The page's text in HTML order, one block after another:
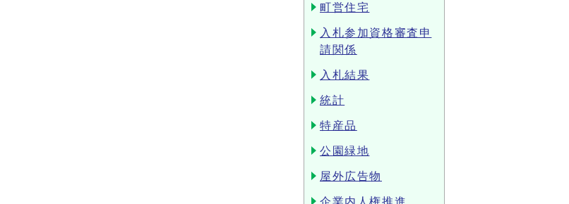
町営住宅
入札参加資格審査申
請関係
入札結果
統計
特産品
公園緑地
屋外広告物
企業内人権推進